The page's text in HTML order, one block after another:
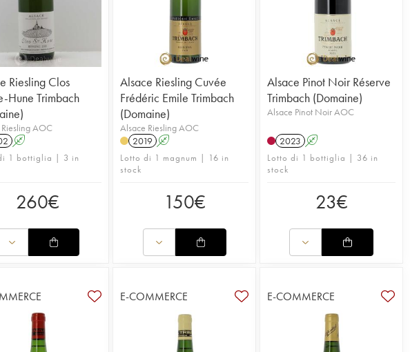
Riesling Clos
Hune Trimbach
AOC
A
1 bottiglia | 3 in
260€
Alsace Riesling Cuvée
Frédéric Emile Trimbach
(Domaine)
Alsace Riesling AOC
2019 A
Lotto di 1 magnum | 16 in
stock
150€
Alsace Pinot Noir Réserve
Trimbach (Domaine)
Alsace Pinot Noir AOC
2023 A
Lotto di 1 bottiglia | 36 in
stock
23€
E-COMMERCE E-COMMERCE